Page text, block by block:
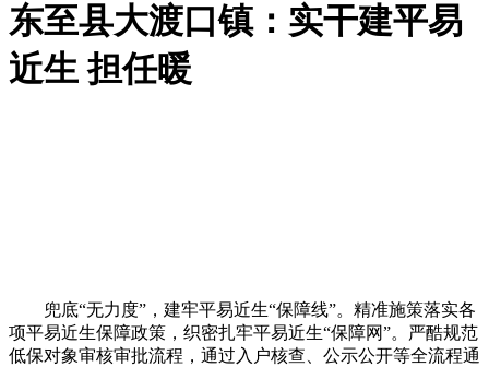
东至县大渡口镇：实干建平易
近生 担任暖
兜底“无力度”，建牢平易近生“保障线”。精准施策落实各
项平易近生保障政策，织密扎牢平易近生“保障网”。严酷规范
低保对象审核审批流程，通过入户核查、公示公开等全流程通